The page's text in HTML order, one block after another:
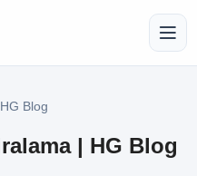
Blog
| HG Blog